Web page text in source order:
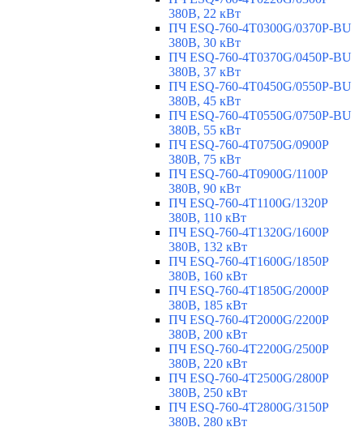
380В, 22 кВт
ПЧ ESQ-760-4T0300G/0370P-BU
380В, 30 кВт
ПЧ ESQ-760-4T0370G/0450P-BU
380В, 37 кВт
ПЧ ESQ-760-4T0450G/0550P-BU
380В, 45 кВт
ПЧ ESQ-760-4T0550G/0750P-BU
380В, 55 кВт
ПЧ ESQ-760-4T0750G/0900P
380В, 75 кВт
ПЧ ESQ-760-4T0900G/1100P
380В, 90 кВт
ПЧ ESQ-760-4T1100G/1320P
380В, 110 кВт
ПЧ ESQ-760-4T1320G/1600P
380В, 132 кВт
ПЧ ESQ-760-4T1600G/1850P
380В, 160 кВт
ПЧ ESQ-760-4T1850G/2000P
380В, 185 кВт
ПЧ ESQ-760-4T2000G/2200P
380В, 200 кВт
ПЧ ESQ-760-4T2200G/2500P
380В, 220 кВт
ПЧ ESQ-760-4T2500G/2800P
380В, 250 кВт
ПЧ ESQ-760-4T2800G/3150P
380В, 280 кВт